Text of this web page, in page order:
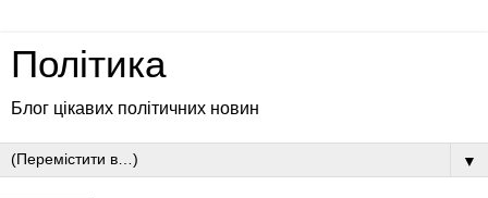
Політика
Блог цікавих політичних новин
▼